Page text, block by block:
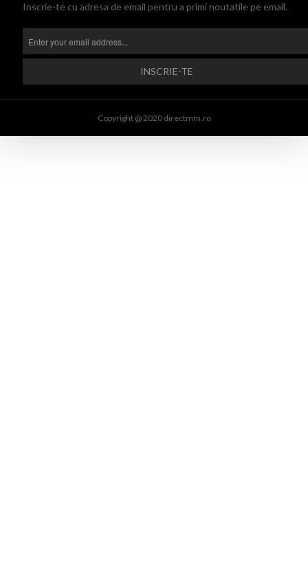
Inscrie-te cu adresa de email pentru a primi noutatile pe email.
Copyright @ 2020 directmm.ro